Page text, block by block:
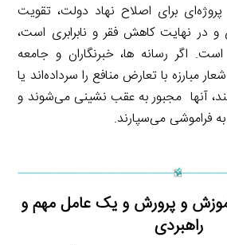
برای اصلاح نهاد دولت، تقویت
در نهایت کاهش فقر و نابرابری است،
اگر رسانه ها، خبرنگاران و جامعه
مبارزه با تعارض منافع را سرداده‌اند یا
آنها مجبور به عقب نشینی می‌شوند و
فراموشی می‌سپارند.
و پرورش و یک عامل مهم و
راهبردی